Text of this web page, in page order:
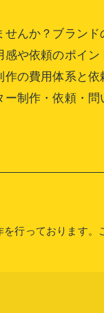
んか？ブランド
や依頼のポイン
の費用体系と依
制作・依頼・問
行っております。